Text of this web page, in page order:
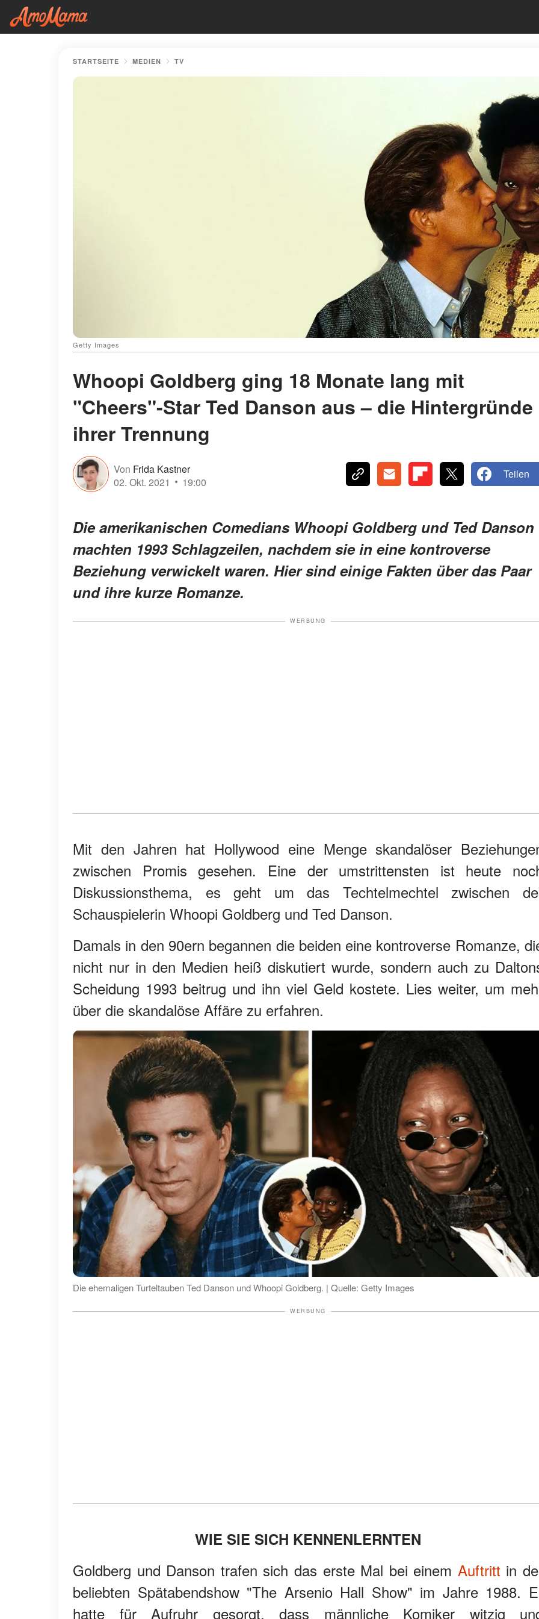
STARTSEITE MEDIEN TV
Getty Images
Whoopi Goldberg ging 18 Monate lang mit
"Cheers"-Star Ted Danson aus – die Hintergründe
ihrer Trennung
Von Frida Kastner
02. Okt. 2021
19:00
Teilen
Die amerikanischen Comedians Whoopi Goldberg und Ted Danson
machten 1993 Schlagzeilen, nachdem sie in eine kontroverse
Beziehung verwickelt waren. Hier sind einige Fakten über das Paar
und ihre kurze Romanze.
WERBUNG
Mit den Jahren hat Hollywood eine Menge skandalöser
zwischen Promis gesehen. Eine der umstrittensten ist heute
Diskussionsthema, es geht um das Techtelmechtel zwischen
Schauspielerin Whoopi Goldberg und Ted Danson.
Damals in den 90ern begannen die beiden eine kontroverse Romanze,
nicht nur in den Medien heiß diskutiert wurde, sondern auch zu
Scheidung 1993 beitrug und ihn viel Geld kostete. Lies weiter, um
über die skandalöse Affäre zu erfahren.
Die ehemaligen Turteltauben Ted Danson und Whoopi Goldberg. | Quelle: Getty Images
WERBUNG
WIE SIE SICH KENNENLERNTEN
Goldberg und Danson trafen sich das erste Mal bei einem Auftritt in
beliebten Spätabendshow "The Arsenio Hall Show" im Jahre 1988.
hatte für Aufruhr gesorgt, dass männliche Komiker witzig